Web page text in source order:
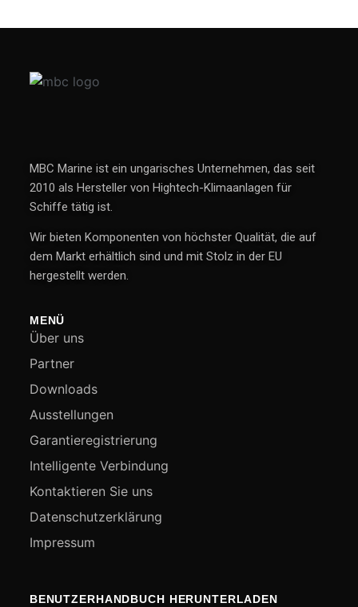
MBC Marine ist ein ungarisches Unternehmen, das seit
2010 als Hersteller von Hightech-Klimaanlagen für
Schiffe tätig ist.
Wir bieten Komponenten von höchster Qualität, die auf
dem Markt erhältlich sind und mit Stolz in der EU
hergestellt werden.
MENÜ
Über uns
Partner
Downloads
Ausstellungen
Garantieregistrierung
Intelligente Verbindung
Kontaktieren Sie uns
Datenschutzerklärung
Impressum
BENUTZERHANDBUCH HERUNTERLADEN